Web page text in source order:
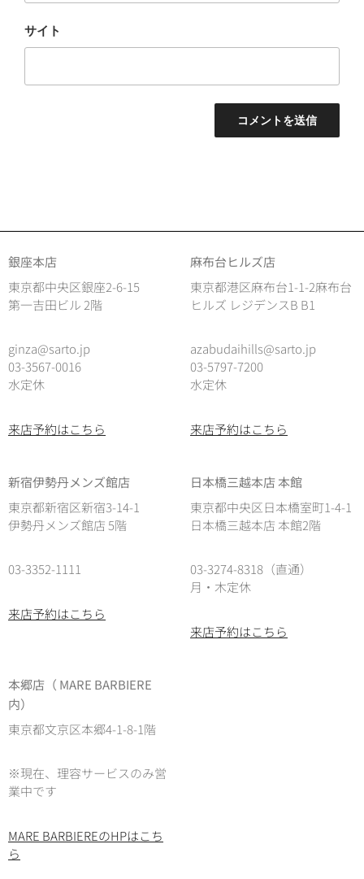
サイト
銀座本店
東京都中央区銀座2-6-15
第一吉田ビル 2階
ginza@sarto.jp
03-3567-0016
水定休
来店予約はこちら
麻布台ヒルズ店
東京都港区麻布台1-1-2麻布台
ヒルズ レジデンスB B1
azabudaihills@sarto.jp
03-5797-7200
水定休
来店予約はこちら
新宿伊勢丹メンズ館店
東京都新宿区新宿3-14-1
伊勢丹メンズ館店 5階
03-3352-1111
来店予約はこちら
日本橋三越本店 本館
東京都中央区日本橋室町1-4-1
日本橋三越本店 本館2階
03-3274-8318（直通）
月・木定休
来店予約はこちら
本郷店（ MARE BARBIERE
内）
東京都文京区本郷4-1-8-1階
※現在、理容サービスのみ営
業中です
MARE BARBIEREのHPはこち
ら